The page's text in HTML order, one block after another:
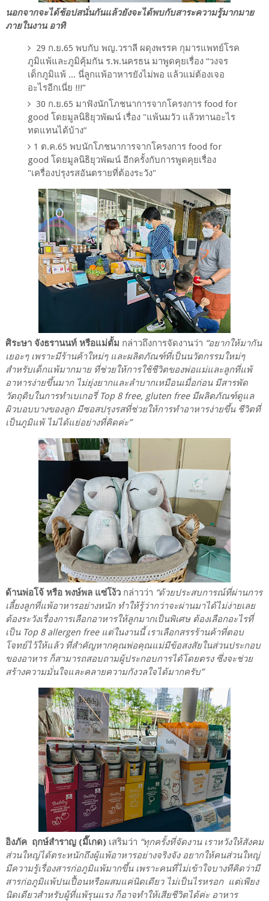
นอกจากจะได้ช้อปสนั่นกันแล้วยังจะได้พบกับสาระความรู้มากมาย
ภายในงาน อาทิ
29 ก.ย.65 พบกับ พญ.วราลี ผดุงพรรค กุมารแพทย์โรค
ภูมิแพ้และภูมิคุ้มกัน ร.พ.นครธน มาพูดคุยเรื่อง “วงจร
เด็กภูมิแพ้ ... นี่ลูกแพ้อาหารยังไม่พอ แล้วแม่ต้องเจอ
อะไรอีกเนี่ย !!!”
30 ก.ย.65 มาฟังนักโภชนาการจากโครงการ food for
good โดยมูลนิธิยุวพัฒน์ เรื่อง "แพ้นมวัว แล้วทานอะไร
ทดแทนได้บ้าง”
1 ต.ค.65 พบนักโภชนาการจากโครงการ food for
good โดยมูลนิธิยุวพัฒน์ อีกครั้งกับการพูดคุยเรื่อง
"เครื่องปรุงรสอันตรายที่ต้องระวัง"
ศิระษา จังธรานนท์ หรือแม่ตั้ม กล่าวถึงการจัดงานว่า “อยากให้มากัน
เยอะๆ เพราะมีร้านค้าใหม่ๆ และผลิตภัณฑ์ที่เป็นนวัตกรรมใหม่ๆ
สำหรับเด็กแพ้มากมาย ที่ช่วยให้การใช้ชีวิตของพ่อแม่และลูกที่แพ้
อาหารง่ายขึ้นมาก ไม่ยุ่งยากและลำบากเหมือนเมื่อก่อน มีสารพัด
วัตถุดิบในการทำเบเกอรี่ Top 8 free, gluten free มีผลิตภัณฑ์ดูแล
ผิวบอบบางของลูก มีซอสปรุงรสที่ช่วยให้การทำอาหารง่ายขึ้น ชีวิตที่
เป็นภูมิแพ้ ไม่ได้แย่อย่างที่คิดค่ะ”
ด้านพ่อโจ้ หรือ พงษ์พล แซ่โง้ว กล่าวว่า “ด้วยประสบการณ์ที่ผ่านการ
เลี้ยงลูกที่แพ้อาหารอย่างหนัก ทำให้รู้ว่ากว่าจะผ่านมาได้ไม่ง่ายเลย
ต้องระวังเรื่องการเลือกอาหารให้ลูกมากเป็นพิเศษ ต้องเลือกอะไรที่
เป็น Top 8 allergen free แต่ในงานนี้ เราเลือกสรรร้านค้าที่ตอบ
โจทย์ไว้ให้แล้ว ที่สำคัญหากคุณพ่อคุณแม่มีข้อสงสัยในส่วนประกอบ
ของอาหาร ก็สามารถสอบถามผู้ประกอบการได้โดยตรง ซึ่งจะช่วย
สร้างความมั่นใจและคลายความกังวลใจได้มากครับ”
อิงภัค ฤกษ์สำราญ (มี๊เกด)เสริมว่า “ทุกครั้งที่จัดงาน เราหวังให้สังคม
ส่วนใหญ่ได้ตระหนักถึงผู้แพ้อาหารอย่างจริงจัง อยากให้คนส่วนใหญ่
มีความรู้เรื่องสารก่อภูมิแพ้มากขึ้น เพราะคนที่ไม่เข้าใจบางทีคิดว่ามี
สารก่อภูมิแพ้ปนเปื้อนหรือผสมแค่นิดเดียว ไม่เป็นไรหรอก แต่เพียง
นิดเดียวสำหรับผู้ที่แพ้รุนแรง ก็อาจทำให้เสียชีวิตได้ค่ะ อาหาร